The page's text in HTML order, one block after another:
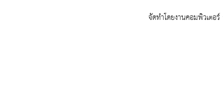
จัดทำโดยงานคอมพิวเตอ